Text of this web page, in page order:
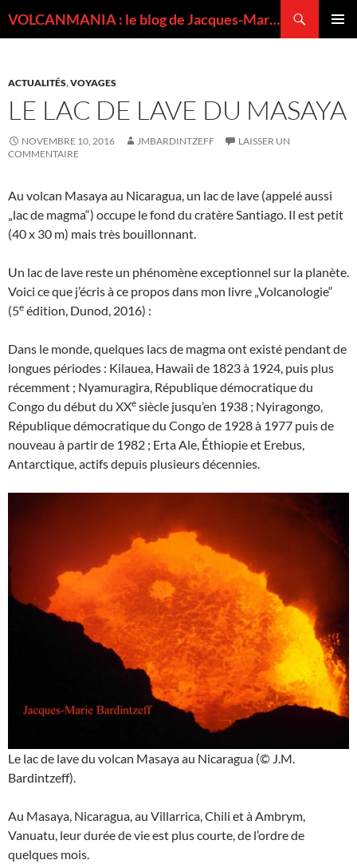
VOLCANMANIA : le blog de Jacques-Marie BARDINTZEFF, volcanologue
ACTUALITÉS,VOYAGES
LE LAC DE LAVE DU MASAYA
NOVEMBRE 10, 2016 JMBARDINTZEFF
LAISSER UN
COMMENTAIRE
Au volcan Masaya au Nicaragua, un lac de lave (appelé aussi
„lac de magma“) occupe le fond du cratère Santiago. Il est petit
(40 x 30 m) mais très bouillonnant.
Un lac de lave reste un phénomène exceptionnel sur la planète.
Voici ce que j’écris à ce propos dans mon livre „Volcanologie“
(5e édition, Dunod, 2016) :
Dans le monde, quelques lacs de magma ont existé pendant de
longues périodes : Kilauea, Hawaii de 1823 à 1924, puis plus
récemment ; Nyamuragira, République démocratique du
Congo du début du XXe siècle jusqu’en 1938 ; Nyiragongo,
République démocratique du Congo de 1928 à 1977 puis de
nouveau à partir de 1982 ; Erta Ale, Éthiopie et Erebus,
Antarctique, actifs depuis plusieurs décennies.
Le lac de lave du volcan Masaya au Nicaragua (© J.M.
Bardintzeff).
Au Masaya, Nicaragua, au Villarrica, Chili et à Ambrym,
Vanuatu, leur durée de vie est plus courte, de l’ordre de
quelques mois.